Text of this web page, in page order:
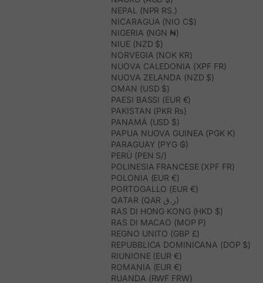
NEPAL (NPR RS.)
NICARAGUA (NIO C$)
NIGERIA (NGN ₦)
NIUE (NZD $)
NORVEGIA (NOK KR)
NUOVA CALEDONIA (XPF FR)
NUOVA ZELANDA (NZD $)
OMAN (USD $)
PAESI BASSI (EUR €)
PAKISTAN (PKR ₨)
PANAMÁ (USD $)
PAPUA NUOVA GUINEA (PGK K)
PARAGUAY (PYG ₲)
PERÙ (PEN S/)
POLINESIA FRANCESE (XPF FR)
POLONIA (EUR €)
PORTOGALLO (EUR €)
QATAR (QAR ر.ق)
RAS DI HONG KONG (HKD $)
RAS DI MACAO (MOP P)
REGNO UNITO (GBP £)
REPUBBLICA DOMINICANA (DOP $)
RIUNIONE (EUR €)
ROMANIA (EUR €)
RUANDA (RWF FRW)